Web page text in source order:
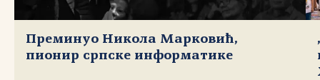
Преминуо Никола Марковић,
пионир српске информатике